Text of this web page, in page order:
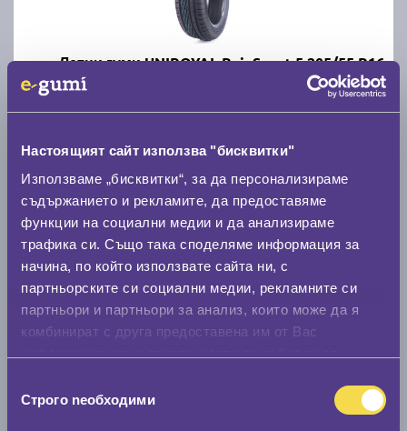
Настоящият сайт използва "бисквитки"
Използваме „бисквитки“, за да персонализираме
съдържанието и рекламите, да предоставяме
функции на социални медии и да анализираме
трафика си. Също така споделяме информация за
начина, по който използвате сайта ни, с
партньорските си социални медии, рекламните си
партньори и партньори за анализ, които може да я
комбинират с друга предоставена им от Вас
наСтрого nеобходими
Летни гуми UNIROYAL RainSport 5 205/55 R16
C A 71
Налични над 20 + | Доставка от 1 до 2 дни
виж повече
Летни гуми DEBICA PRESTO HP2 205/55 R16